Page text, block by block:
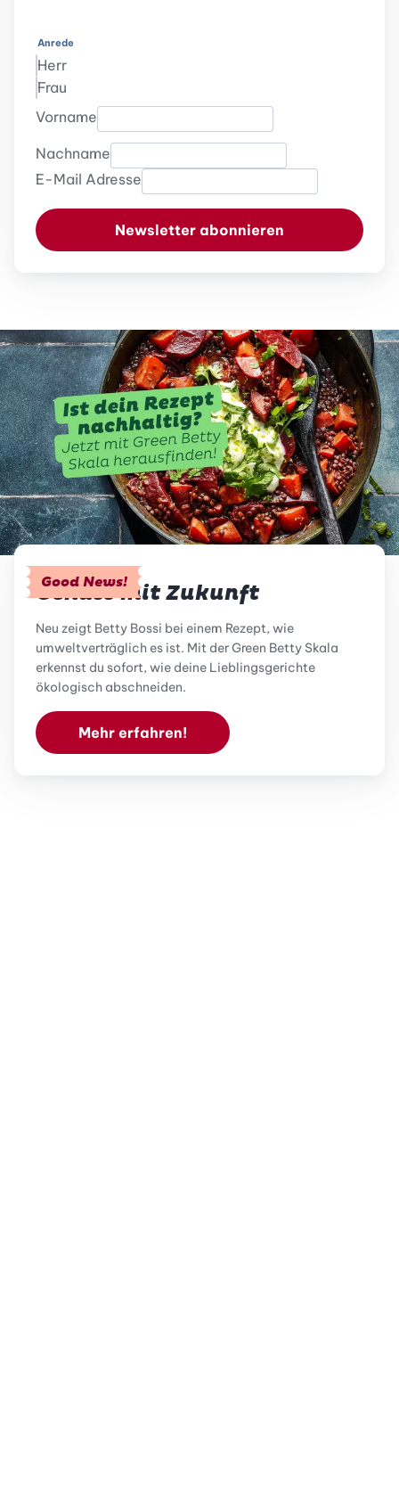
Anrede
Herr
Frau
Vorname
Nachname
E-Mail Adresse
Newsletter abonnieren
Good News!
Genuss mit Zukunft
Neu zeigt Betty Bossi bei einem Rezept, wie
umweltverträglich es ist. Mit der Green Betty Skala
erkennst du sofort, wie deine Lieblingsgerichte
ökologisch abschneiden.
Mehr erfahren!